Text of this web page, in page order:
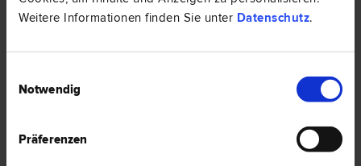
Weitere Informationen finden Sie unter Datenschutz.
Notwendig
Präferenzen
Arbeitsvertrag prüfen, GmbH gründen & Co – Wählen Sie das
für Sie passende Rechtsprodukt und Ihren spezialisierten